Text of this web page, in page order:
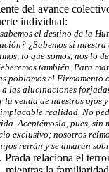
del avance
individual:
el destino de la
¿Sabemos si
lo que somos, nos lo
también. Para
poblamos el Firmamento
las alucinaciones
venda de nuestros ojos
realidad. No
Aceptémosla, pues,
exclusivo; nosotros
reirán y se amarán
relaciona el